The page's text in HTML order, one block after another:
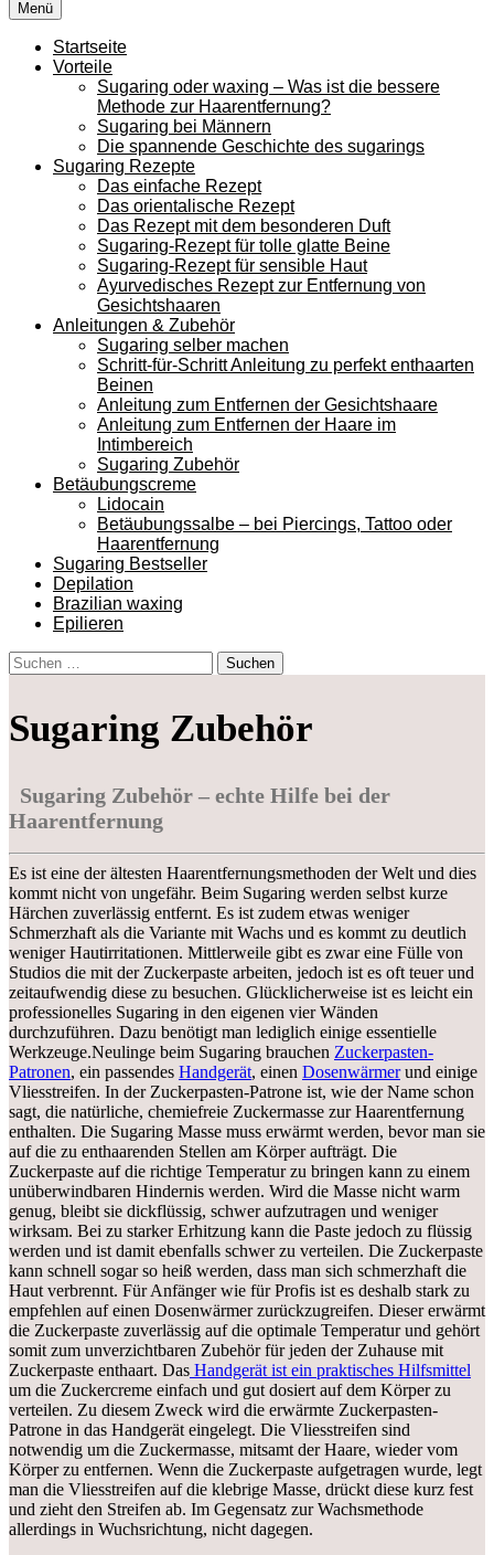
Menü Zum
Inhalt
springen
Startseite
Vorteile
Sugaring oder waxing – Was ist die bessere
Methode zur Haarentfernung?
Sugaring bei Männern
Die spannende Geschichte des sugarings
Sugaring Rezepte
Das einfache Rezept
Das orientalische Rezept
Das Rezept mit dem besonderen Duft
Sugaring-Rezept für tolle glatte Beine
Sugaring-Rezept für sensible Haut
Ayurvedisches Rezept zur Entfernung von
Gesichtshaaren
Anleitungen & Zubehör
Sugaring selber machen
Schritt-für-Schritt Anleitung zu perfekt enthaarten
Beinen
Anleitung zum Entfernen der Gesichtshaare
Anleitung zum Entfernen der Haare im
Intimbereich
Sugaring Zubehör
Betäubungscreme
Lidocain
Betäubungssalbe – bei Piercings, Tattoo oder
Haarentfernung
Sugaring Bestseller
Depilation
Brazilian waxing
Epilieren
Suchen
nach:
Sugaring Zubehör
Sugaring Zubehör – echte Hilfe bei der
Haarentfernung
Es ist eine der ältesten Haarentfernungsmethoden der Welt und dies
kommt nicht von ungefähr. Beim Sugaring werden selbst kurze
Härchen zuverlässig entfernt. Es ist zudem etwas weniger
Schmerzhaft als die Variante mit Wachs und es kommt zu deutlich
weniger Hautirritationen. Mittlerweile gibt es zwar eine Fülle von
Studios die mit der Zuckerpaste arbeiten, jedoch ist es oft teuer und
zeitaufwendig diese zu besuchen. Glücklicherweise ist es leicht ein
professionelles Sugaring in den eigenen vier Wänden
durchzuführen. Dazu benötigt man lediglich einige essentielle
Werkzeuge.Neulinge beim Sugaring brauchen Zuckerpasten-
Patronen, ein passendes Handgerät, einen Dosenwärmerund einige
Vliesstreifen. In der Zuckerpasten-Patrone ist, wie der Name schon
sagt, die natürliche, chemiefreie Zuckermasse zur Haarentfernung
enthalten. Die Sugaring Masse muss erwärmt werden, bevor man sie
auf die zu enthaarenden Stellen am Körper aufträgt. Die
Zuckerpaste auf die richtige Temperatur zu bringen kann zu einem
unüberwindbaren Hindernis werden. Wird die Masse nicht warm
genug, bleibt sie dickflüssig, schwer aufzutragen und weniger
wirksam. Bei zu starker Erhitzung kann die Paste jedoch zu flüssig
werden und ist damit ebenfalls schwer zu verteilen. Die Zuckerpaste
kann schnell sogar so heiß werden, dass man sich schmerzhaft die
Haut verbrennt. Für Anfänger wie für Profis ist es deshalb stark zu
empfehlen auf einen Dosenwärmer zurückzugreifen. Dieser erwärmt
die Zuckerpaste zuverlässig auf die optimale Temperatur und gehört
somit zum unverzichtbaren Zubehör für jeden der Zuhause mit
Zuckerpaste enthaart. Das Handgerät ist ein praktisches Hilfsmittel
um die Zuckercreme einfach und gut dosiert auf dem Körper zu
verteilen. Zu diesem Zweck wird die erwärmte Zuckerpasten-
Patrone in das Handgerät eingelegt. Die Vliesstreifen sind
notwendig um die Zuckermasse, mitsamt der Haare, wieder vom
Körper zu entfernen. Wenn die Zuckerpaste aufgetragen wurde, legt
man die Vliesstreifen auf die klebrige Masse, drückt diese kurz fest
und zieht den Streifen ab. Im Gegensatz zur Wachsmethode
allerdings in Wuchsrichtung, nicht dagegen.